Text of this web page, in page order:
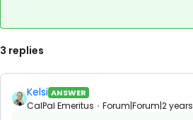
3 replies
Kelsi ANSWER
CalPal Emeritus Forum|Forum|2